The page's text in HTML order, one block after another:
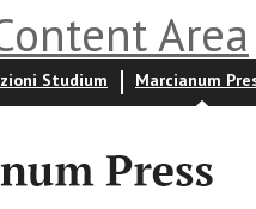
Area
Studium Marcianum